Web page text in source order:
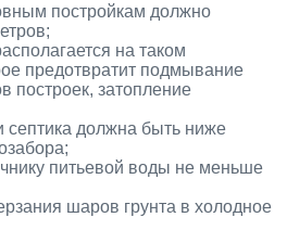
постройкам должно
на таком
предотвратит подмывание
построек, затопление
септика должна быть ниже
питьевой воды не меньше
шаров грунта в холодное